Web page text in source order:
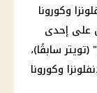
وكورونا
على إحدى
سابقًا)،
وكورونا